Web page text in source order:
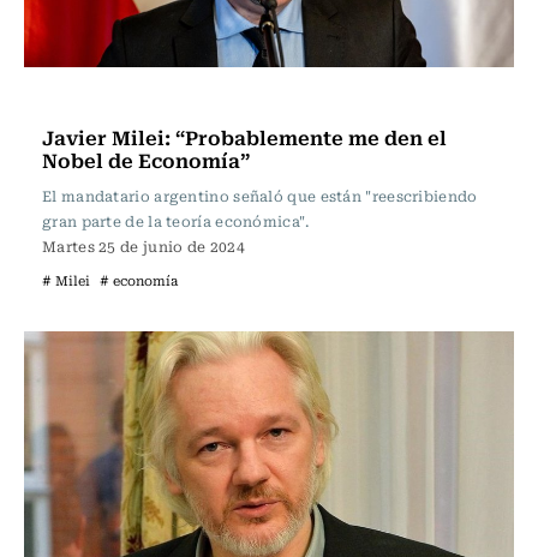
Javier Milei: “Probablemente me den el
Nobel de Economía”
El mandatario argentino señaló que están "reescribiendo
gran parte de la teoría económica".
Martes 25 de junio de 2024
# Milei # economía